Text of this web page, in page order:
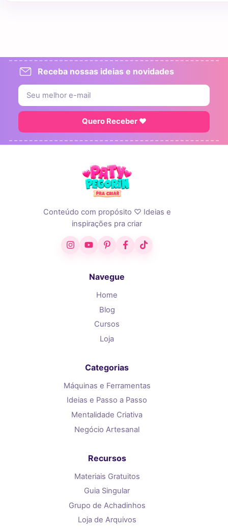
Receba nossas ideias e novidades
Quero Receber ♥
Conteúdo com propósito ♡ Ideias e
inspirações pra criar
InstagramYouTubePinterestFacebook
TikTok
Navegue
Home
Blog
Cursos
Loja
Categorias
Máquinas e Ferramentas
Ideias e Passo a Passo
Mentalidade Criativa
Negócio Artesanal
Recursos
Materiais Gratuitos
Guia Singular
Grupo de Achadinhos
Loja de Arquivos